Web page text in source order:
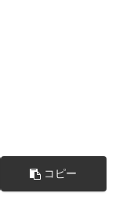
コピー